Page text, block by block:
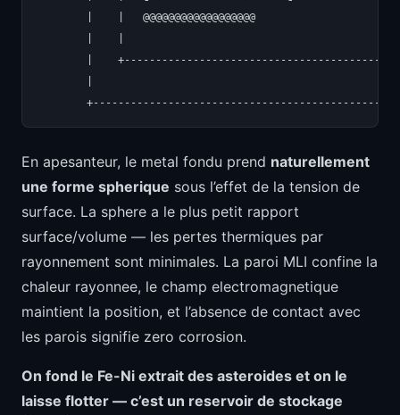
|    |   @@@@@@@@@@@@@@@@@@
|
En apesanteur, le metal fondu prend naturellement
une forme spherique sous l’effet de la tension de
surface. La sphere a le plus petit rapport
surface/volume — les pertes thermiques par
rayonnement sont minimales. La paroi MLI confine la
chaleur rayonnee, le champ electromagnetique
maintient la position, et l’absence de contact avec
les parois signifie zero corrosion.
On fond le Fe-Ni extrait des asteroides et on le
laisse flotter — c’est un reservoir de stockage